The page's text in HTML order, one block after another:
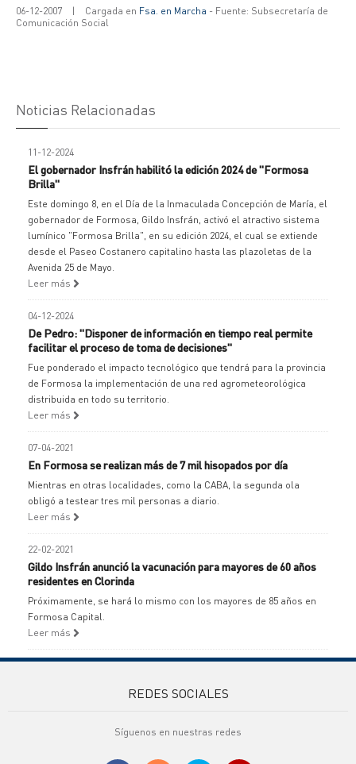
06-12-2007 | Cargada en Fsa. en Marcha - Fuente: Subsecretaría de
Comunicación Social
Noticias Relacionadas
11-12-2024
El gobernador Insfrán habilitó la edición 2024 de "Formosa
Brilla"
Este domingo 8, en el Día de la Inmaculada Concepción de María, el
gobernador de Formosa, Gildo Insfrán, activó el atractivo sistema
lumínico "Formosa Brilla", en su edición 2024, el cual se extiende
desde el Paseo Costanero capitalino hasta las plazoletas de la
Avenida 25 de Mayo.
Leer más
04-12-2024
De Pedro: "Disponer de información en tiempo real permite
facilitar el proceso de toma de decisiones"
Fue ponderado el impacto tecnológico que tendrá para la provincia
de Formosa la implementación de una red agrometeorológica
distribuida en todo su territorio.
Leer más
07-04-2021
En Formosa se realizan más de 7 mil hisopados por día
Mientras en otras localidades, como la CABA, la segunda ola
obligó a testear tres mil personas a diario.
Leer más
22-02-2021
Gildo Insfrán anunció la vacunación para mayores de 60 años
residentes en Clorinda
Próximamente, se hará lo mismo con los mayores de 85 años en
Formosa Capital.
Leer más
REDES SOCIALES
Síguenos en nuestras redes